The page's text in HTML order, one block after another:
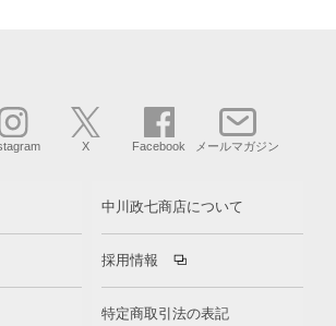
X Facebook メールマガジン
中川政七商店について
採用情報
特定商取引法の表記